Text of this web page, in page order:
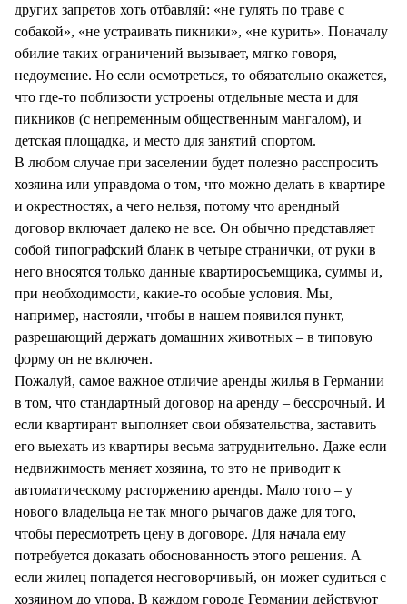
других запретов хоть отбавляй: «не гулять по траве с
собакой», «не устраивать пикники», «не курить». Поначалу
обилие таких ограничений вызывает, мягко говоря,
недоумение. Но если осмотреться, то обязательно окажется,
что где-то поблизости устроены отдельные места и для
пикников (с непременным общественным мангалом), и
детская площадка, и место для занятий спортом.
В любом случае при заселении будет полезно расспросить
хозяина или управдома о том, что можно делать в квартире
и окрестностях, а чего нельзя, потому что арендный
договор включает далеко не все. Он обычно представляет
собой типографский бланк в четыре странички, от руки в
него вносятся только данные квартиросъемщика, суммы и,
при необходимости, какие-то особые условия. Мы,
например, настояли, чтобы в нашем появился пункт,
разрешающий держать домашних животных – в типовую
форму он не включен.
Пожалуй, самое важное отличие аренды жилья в Германии
в том, что стандартный договор на аренду – бессрочный. И
если квартирант выполняет свои обязательства, заставить
его выехать из квартиры весьма затруднительно. Даже если
недвижимость меняет хозяина, то это не приводит к
автоматическому расторжению аренды. Мало того – у
нового владельца не так много рычагов даже для того,
чтобы пересмотреть цену в договоре. Для начала ему
потребуется доказать обоснованность этого решения. А
если жилец попадется несговорчивый, он может судиться с
хозяином до упора. В каждом городе Германии действуют